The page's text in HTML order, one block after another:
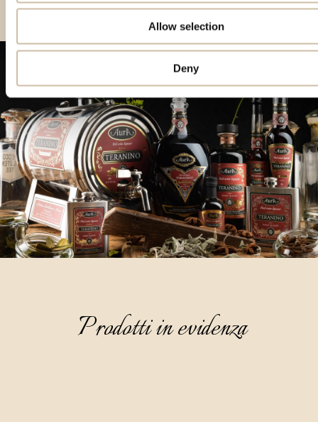
Allow selection
Deny
Prodotti in evidenza